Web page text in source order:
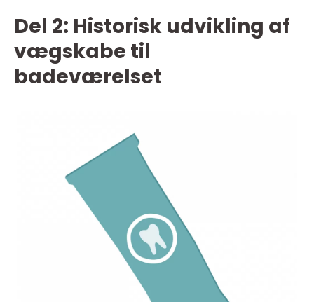
Del 2: Historisk udvikling af
vægskabe til
badeværelset